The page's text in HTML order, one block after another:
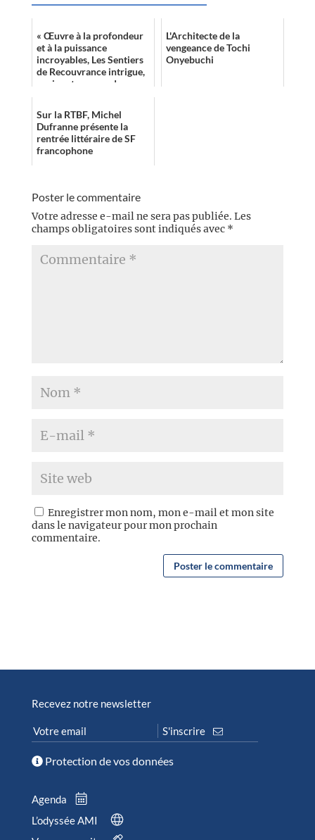
« Œuvre à la profondeur
et à la puissance
incroyables, Les Sentiers
de Recouvrance intrigue,
apaise et surprend,
L'Architecte de la
vengeance de Tochi
Onyebuchi
Sur la RTBF, Michel
Dufranne présente la
rentrée littéraire de SF
francophone
Poster le commentaire
Votre adresse e-mail ne sera pas publiée. Les
champs obligatoires sont indiqués avec *
Enregistrer mon nom, mon e-mail et mon site
dans le navigateur pour mon prochain
commentaire.
Recevez notre newsletter
Protection de vos données
Agenda
L’odyssée AMI